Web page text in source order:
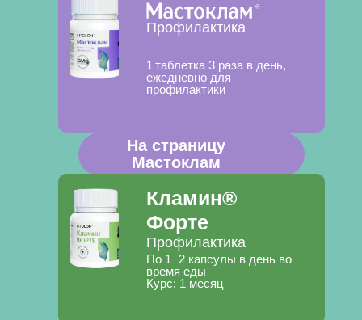
Профилактика
1 таблетка 3 раза в день,
ежедневно для
профилактики
На страницу
Мастоклам
Кламин®
Форте
Профилактика
По 1−2 капсулы в день во
время еды
Курс: 1 месяц